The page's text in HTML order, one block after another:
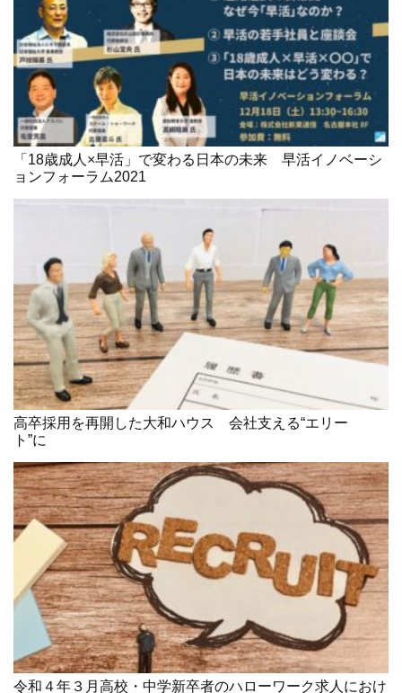
「18歳成人×早活」で変わる日本の未来 早活イノベーシ
ョンフォーラム2021
高卒採用を再開した大和ハウス 会社支える“エリー
ト”に
令和４年３月高校・中学新卒者のハローワーク求人におけ